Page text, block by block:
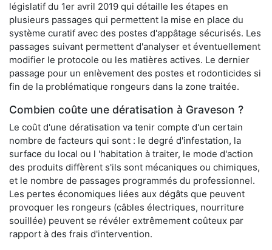
législatif du 1er avril 2019 qui détaille les étapes en
plusieurs passages qui permettent la mise en place du
système curatif avec des postes d'appâtage sécurisés. Les
passages suivant permettent d'analyser et éventuellement
modifier le protocole ou les matières actives. Le dernier
passage pour un enlèvement des postes et rodonticides si
fin de la problématique rongeurs dans la zone traitée.
Combien coûte une dératisation à Graveson ?
Le coût d'une dératisation va tenir compte d'un certain
nombre de facteurs qui sont : le degré d'infestation, la
surface du local ou l 'habitation à traiter, le mode d'action
des produits diffèrent s'ils sont mécaniques ou chimiques,
et le nombre de passages programmés du professionnel.
Les pertes économiques liées aux dégâts que peuvent
provoquer les rongeurs (câbles électriques, nourriture
souillée) peuvent se révéler extrêmement coûteux par
rapport à des frais d'intervention.